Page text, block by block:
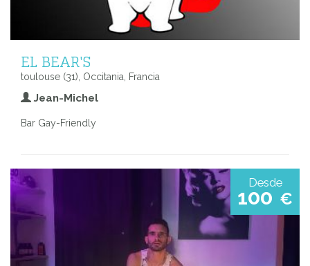
EL BEAR'S
toulouse (31), Occitania, Francia
Jean-Michel
Bar Gay-Friendly
Desde
100 €